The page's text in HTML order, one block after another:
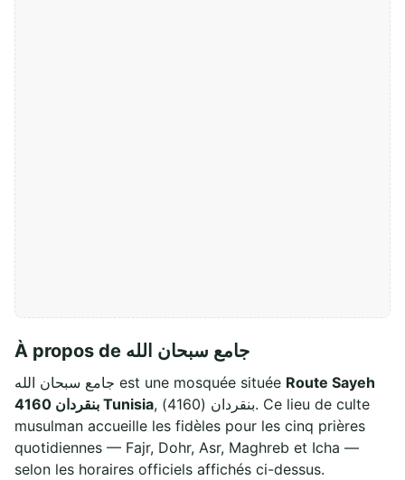
À propos de جامع سبحان الله
جامع سبحان الله est une mosquée située Route Sayeh
4160 بنقردان Tunisia, بنقردان (4160). Ce lieu de culte
musulman accueille les fidèles pour les cinq prières
quotidiennes — Fajr, Dohr, Asr, Maghreb et Icha —
selon les horaires officiels affichés ci-dessus.